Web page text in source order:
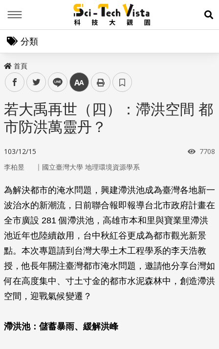
展
分類
首頁
facebooktwitter line 中
若大禹再世（四）：滯洪空間 都
市防洪萬靈丹？
103/12/15 瀏覽
7708
李柏昱 ｜ 國立臺灣大學 地理環境資源學系
為解決都市的淹水問題，興建滯洪池成為臺灣各地新一
波治水的新潮流，日前聯合報即報導台北市政府計畫在
全市廣設 281 個滯洪池，高雄市本和里與寶業里滯洪
池近年也陸續啟用，台中秋紅谷更成為都市觀光新景
點。本次專題請到台灣大學土木工程學系的李天浩教
授，他長年關注臺灣都市淹水問題，邀請他分享台灣如
何在高度集中、寸土寸金的都市水泥森林中，創造滯洪
空間，迎戰氣候變遷？
滯洪池：儲蓄暴雨、緩解洪峰